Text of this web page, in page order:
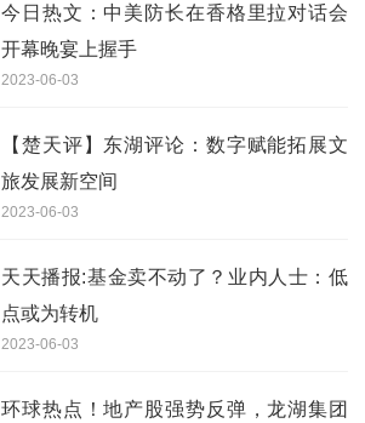
今日热文：中美防长在香格里拉对话会
开幕晚宴上握手
2023-06-03
【楚天评】东湖评论：数字赋能拓展文
旅发展新空间
2023-06-03
天天播报:基金卖不动了？业内人士：低
点或为转机
2023-06-03
环球热点！地产股强势反弹，龙湖集团